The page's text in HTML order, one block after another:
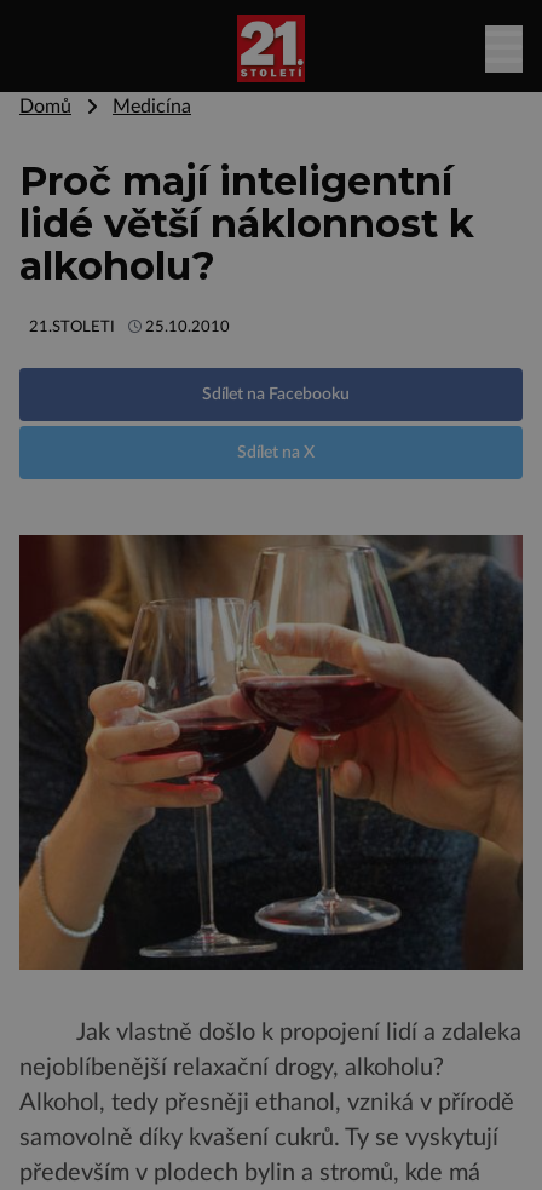
Domů Medicína
Proč mají inteligentní
lidé větší náklonnost k
alkoholu?
21.STOLETI 25.10.2010
Sdílet na Facebooku
Sdílet na X
Jak vlastně došlo k propojení lidí a zdaleka
nejoblíbenější relaxační drogy, alkoholu?
Alkohol, tedy přesněji ethanol, vzniká v přírodě
samovolně díky kvašení cukrů. Ty se vyskytují
především v plodech bylin a stromů, kde má